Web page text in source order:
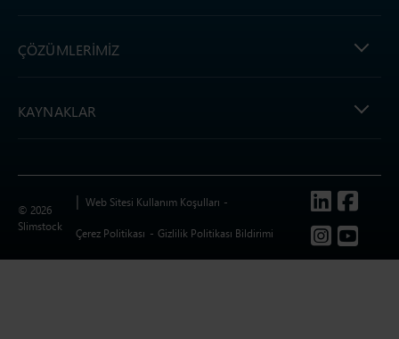
ÇÖZÜMLERIMIZ
KAYNAKLAR
© 2026
Slimstock
Web Sitesi Kullanım Koşulları
Çerez Politikası Gizlilik Politikası Bildirimi
Follow us